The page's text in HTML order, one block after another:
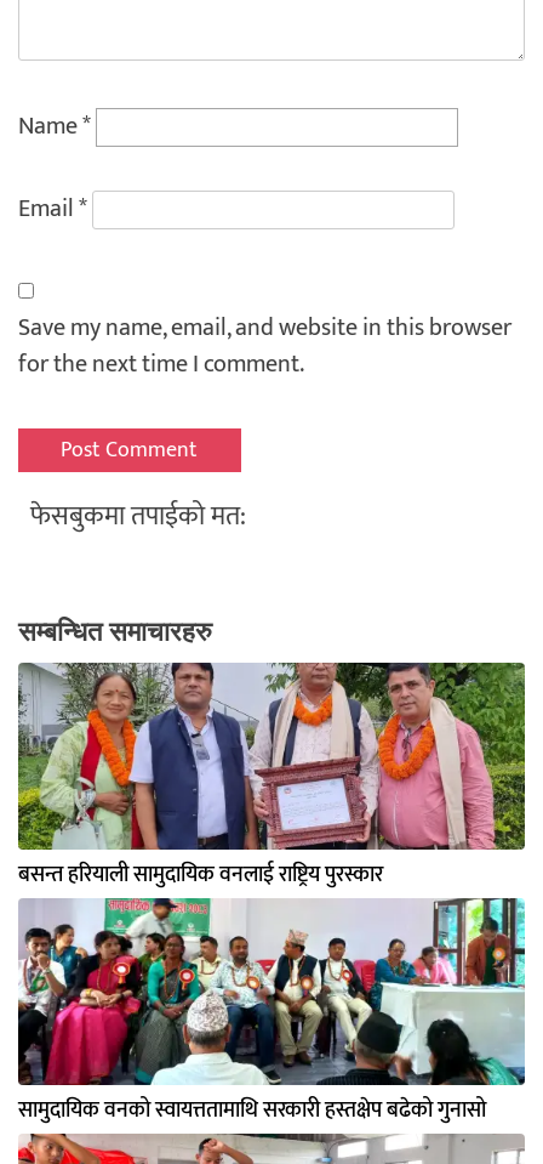
Name*
Email*
Save my name, email, and website in this browser
for the next time I comment.
फेसबुकमा तपाईको मत:
सम्बन्धित समाचारहरु
बसन्त हरियाली सामुदायिक वनलाई राष्ट्रिय पुरस्कार
सामुदायिक वनको स्वायत्ततामाथि सरकारी हस्तक्षेप बढेको गुनासो